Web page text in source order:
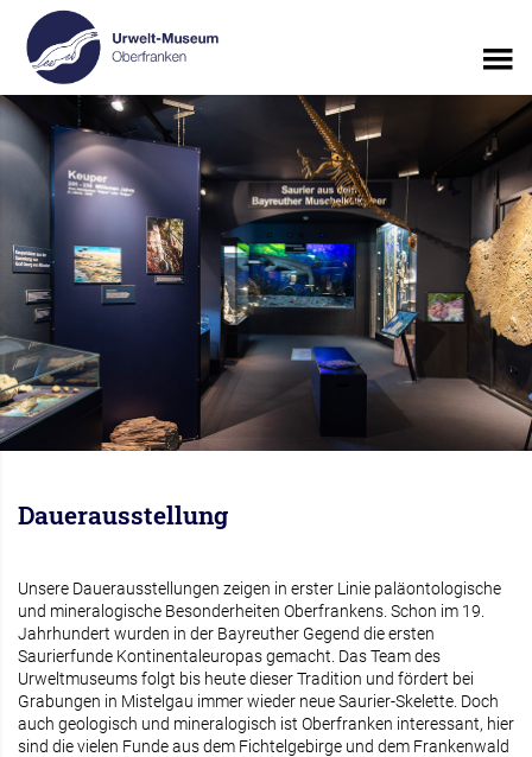
Dauerausstellung
Unsere Dauerausstellungen zeigen in erster Linie paläontologische
und mineralogische Besonderheiten Oberfrankens. Schon im 19.
Jahrhundert wurden in der Bayreuther Gegend die ersten
Saurierfunde Kontinentaleuropas gemacht. Das Team des
Urweltmuseums folgt bis heute dieser Tradition und fördert bei
Grabungen in Mistelgau immer wieder neue Saurier-Skelette. Doch
auch geologisch und mineralogisch ist Oberfranken interessant, hier
sind die vielen Funde aus dem Fichtelgebirge und dem Frankenwald